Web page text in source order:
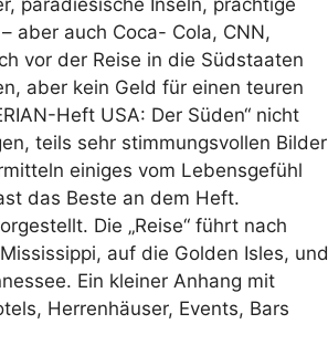
aber auch Coca- Cola, CNN,
vor der Reise in die Südstaaten
aber kein Geld für einen teuren
Heft USA: Der Süden“ nicht
teils sehr stimmungsvollen Bilder
einiges vom Lebensgefühl
das Beste an dem Heft.
Die „Reise“ führt nach
auf die Golden Isles, und
Ein kleiner Anhang mit
Herrenhäuser, Events, Bars